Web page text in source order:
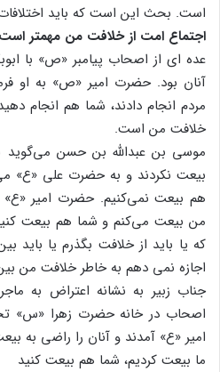
است. بحث این است که باید
اجتماع امت از خلافت من مهمتر است
عده ای از اصحاب پیامبر «ص» با
آنان بود. حضرت امیر «ص» به او
مردم انجام دادند، شما هم انجام
خلافت من است.
موسی بن عبدالله بن حسن می‌گوید
بیعت نکردند و به حضرت علی «ع»
هم بیعت نمی‌کنیم. حضرت امیر
من بیعت می‌کنم و شما هم بیعت
که یا باید از خلافت بگذرم یا باید
اجازه نمی دهم به خاطر خلافت من
جناب زبیر به نشانه اعتراض به
اصحاب در خانه حضرت زهرا «س»
امیر «ع» آمدند و آنان را راضی به
ما بیعت کردیم، شما هم بیعت کنید